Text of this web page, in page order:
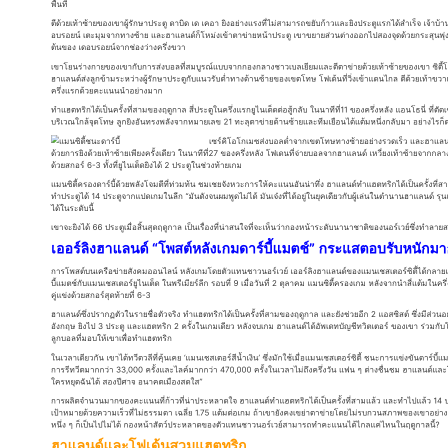
พื้นที่
ตีด้วยเท้าซ้ายของเขาผู้รักษาประตู ดาบิด เด เคอา ยิงอย่างแรงที่ไม่สามารถขยับก้าวและยิงประตูแรกได้สำเร็จ เจ้า
อบรอยน์ เตะมุมจากทางซ้าย และฮาแลนด์ก็โหม่งเข้าตาข่ายหน้าประตู เขาขยายส่วนต่างออกไปสองจุดด้วยกระสุ
ต้นของ เดอบรอยน์จากช่องว่างครึ่งขวา
เขาโยนร่างกายของเขากับการส่งบอลที่สมบูรณ์แบบจากกองกลางชาวเบลเยียมและตีตาข่ายด้วยเท้าซ้ายของเขา
ฮาแลนด์ส่งลูกข้ามระหว่างผู้รักษาประตูกับแนวรับต่ำทางด้านซ้ายของเขตโทษ โฟเด้นที่วิ่งเข้าแดนไกล ตีด้วยเท้าข
ครึ่งแรกด้วยคะแนนนำอย่างมาก
ทำแฮตทริกได้เป็นครั้งที่สามของฤดูกาล สี่ประตูในครึ่งแรกยูไนเต็ดต่อสู้กลับ ในนาทีที่11 ของครึ่งหลัง แอนโธนี่ ที่ตัดเ
บริเวณใกล้จุดโทษ ลูกยิงอันทรงพลังจากหมายเลข 21 ทะลุตาข่ายด้านซ้ายและทีมเยือนได้แต้มหนึ่งกลับมา อย่างไร
เซร์คิโอโกเมซส่งบอลต่ำจากเขตโทษทางซ้ายอย่างรวดเร็ว และฮา
ด้วยการยิงด้วยเท้าซ้ายเพียงครั้งเดียว ในนาทีที่27 ของครึ่งหลัง โฟเดนที่จ่ายบอลจากฮาแลนด์ เหวี่ยงเท้าซ้ายจากก
ด้วยสกอร์ 6-3 ทั้งที่ยูไนเต็ดยิงได้ 2 ประตูในช่วงท้ายเกม
แมนซิตี้ครองดาร์บี้ด้วยพลังโจมตีที่ท่วมท้น ชมเชยจังหวะการให้คะแนนอันน่าทึ่ง ฮาแลนด์ทำแฮตทริกได้เป็นครั้งที่ส
ทำประตูได้ 14 ประตูจากแปดเกมในลีก “มันดังจนผมพูดไม่ได้ มันเจ๋งที่ได้อยู่ในยุคเดียวกับผู้เล่นในตำนานฮาแลนด์ รุ
ได้ในระดับนี้
เขาจะยิงได้ 66 ประตูเมื่อสิ้นสุดฤดูกาล เป็นเรื่องที่น่าสนใจที่จะเห็นว่ากองหน้าระดับนานาชาติของนอร์เวย์ซึ่งทำลา
เออร์ลิงฮาแลนด์ “โพสต์หลังเกมดาร์บี้แมตช์” กระแสตอบรับหนักม
การโพสต์บนเครือข่ายสังคมออนไลน์ หลังเกมโดยตัวแทนชาวนอร์เวย์ เออร์ลิงฮาแลนด์ของแมนเชสเตอร์ซิตี้ได้กลาย
บี้แมตช์กับแมนเชสเตอร์ยูไนเต็ด ในพรีเมียร์ลีก รอบที่ 9 เมื่อวันที่ 2 ตุลาคม แมนซิตี้ครองเกม หลังจากนำสี่แต้มในครึ่
คู่แข่งด้วยสกอร์สุดท้ายที่ 6-3
ฮาแลนด์ซึ่งปรากฏตัวในรายชื่อตัวจริง ทำแฮตทริกได้เป็นครั้งที่สามของฤดูกาล และยังช่วยอีก 2 แอสซิสต์ ซึ่งมีส่ว
อังกฤษ ยิงไป 3 ประตู และแฮตทริก 2 ครั้งในเกมเดียว หลังจบเกม ฮาแลนด์ได้อัพเดทบัญชีทวิตเตอร์ ของเขา ร่วมกั
ลูกบอลที่มอบให้เขาเพื่อทำแฮตทริก
ในเวลาเดียวกัน เขาได้ทวีตวลีที่คุ้นเคย ‘แมนเชสเตอร์สีน้ำเงิน’ ซึ่งมักใช้เมื่อแมนเชสเตอร์ซิตี้ ชนะการแข่งขันดาร์บี้
การรีทวีตมากกว่า 33,000 ครั้งและไลค์มากกว่า 470,000 ครั้งในเวลาไม่ถึงครึ่งวัน แฟน ๆ ต่างชื่นชม ฮาแลนด์แล
ใครหยุดฉันได้ สองปีศาจ อนาคตเมืองสดใส”
การผลิตจำนวนมากของคะแนนที่ก้าวที่น่าประหลาดใจ ฮาแลนด์ทำแฮตทริกได้เป็นครั้งที่สามแล้ว และทำไปแล้ว 14
เป้าหมายด้วยความเร็วที่ไม่ธรรมดา เฉลี่ย 1.75 แต้มต่อเกม ถ้าเขายังคงเขย่าตาข่ายโดยไม่รบกวนสภาพของเขาอ
หนึ่ง ๆ ก็เป็นไปไม่ได้ กองหน้าสัตว์ประหลาดของตัวแทนชาวนอร์เวย์สามารถทำคะแนนได้ไกลแค่ไหนในฤดูกาลนี้?